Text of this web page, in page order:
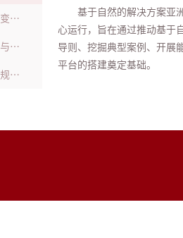
中国风景园林学会应对气候变化工作委员会
中国城市科学研究会景观学与美丽中国建设专业委员会
中国城市规划学会流域空间规划分会
基于自然的解决方案亚
心运行，旨在通过推动基于
导则、挖掘典型案例、开展
平台的搭建奠定基础。